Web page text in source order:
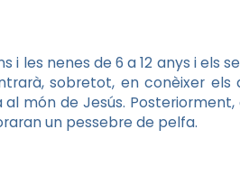
i les nenes de 6 a 12 anys i els
sobretot, en conèixer
món de Jesús.
un pessebre de pelfa.